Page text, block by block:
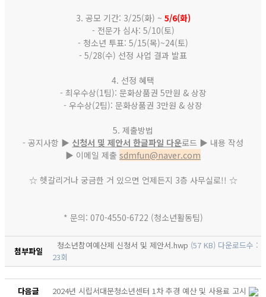
3. 공모 기간: 3/25(화) ~ 5/6(화)
- 전문가 심사: 5/10(토)
- 청소년 투표: 5/15(목)~24(토)
- 5/28(수) 선정 사업 결과 발표
4. 선정 혜택
- 최우수상(1팀): 문화상품권 5만원 & 상장
- 우수상(2팀): 문화상품권 3만원 & 상장
5. 제출방법
- 공지사항 ▶ 신청서 및 제안서 한글파일 다운로드 ▶ 내용 작성
▶ 이메일 제출 sdmfun@naver.com
☆ 헷갈리거나 궁금한 거 있으면 언제든지 3층 사무실로!! ☆
* 문의: 070-4550-6722 (청소년활동팀)
첨부파일
청소년참여예산제 신청서 및 제안서.hwp (57 KB) 다운로드수 :
23회
다음글 2024년 시립서대문청소년센터 1차 추경 예산 및 사용료 고시